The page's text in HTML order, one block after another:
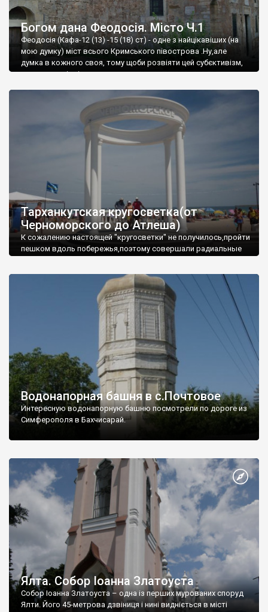
Богом дана Феодосія. Місто Ч.1
Феодосія (Кафа-12 (13) -15 (18) ст) - одне з найцікавіших (на
мою думку) міст всього Кримського півострова .Ну,але
думка в кожного своя, тому щоби розвіяти цей субєктивізм,
запрошую відвідати це
Тарханкутская кругосветка(от
Черноморского до Атлеша)
К сожалению настоящей "кругосветки" не получилось,пройти
пешком вдоль побережья,поэтому совершали радиальные
Водонапорная башня в с.Почтовое
Интересную водонапорную башню посмотрели по дороге из
Симферополя в Бахчисарай.
Ялта. Собор Іоанна Златоуста
Собор Іоанна Златоуста – одна із перших мурованих споруд
Ялти. Його 45-метрова дзвіниця і нині видніється в місті